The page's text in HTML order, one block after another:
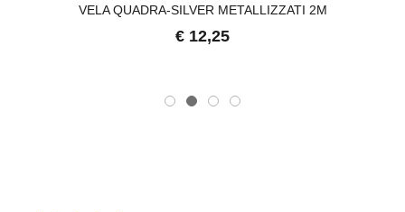
VELA QUADRA-SILVER METALLIZZATI 2M
€ 12,25